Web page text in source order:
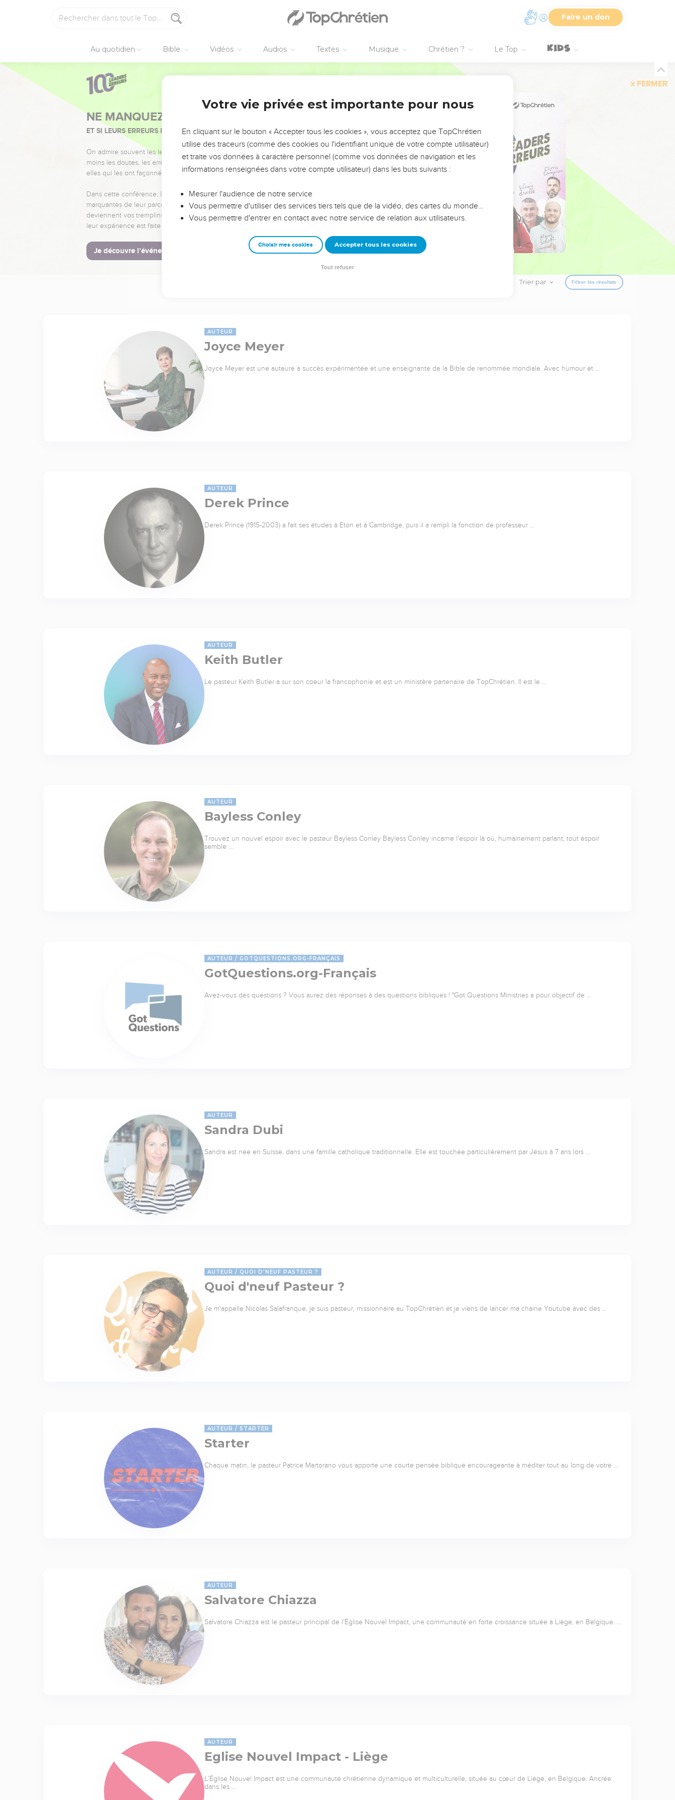
Faire un don
Au quotidien Bible Vidéos Audios Textes Musique Chrétien ? Le Top
FERMER
NE MANQUEZ PAS L’ÉVÉNEMENT DE L’ANNÉE !
ET SI LEURS ERREURS POUVAIENT VOUS ÉVITER LES VOTRES ?
On admire souvent les leaders pour leurs réussites, leur impact, leur foi ou leur vision. Mais on voit
moins les doutes, les erreurs et les saisons difficiles qu'ils ont traversés, alors même que ce sont
elles qui les ont façonnés.
Dans cette conférence, leaders, entrepreneurs, et responsables reviennent sur les erreurs
marquantes de leur parcours et les clés pour avancer avec plus de sagesse afin que leurs erreurs
deviennent vos tremplins. Que vous guidiez un ministère, une équipe, un groupe ou une famille,
leur expérience est faite pour vous.
Je découvre l’événement
Trier par Filtrer les résultats
AUTEUR
Joyce Meyer
Joyce Meyer est une auteure à succès expérimentée et une enseignante de la Bible de renommée mondiale. Avec humour et …
AUTEUR
Derek Prince
Derek Prince (1915-2003) a fait ses études à Eton et à Cambridge, puis il a rempli la fonction de professeur …
AUTEUR
Keith Butler
Le pasteur Keith Butler a sur son coeur la francophonie et est un ministère partenaire de TopChrétien. Il est le …
AUTEUR
Bayless Conley
Trouvez un nouvel espoir avec le pasteur Bayless Conley Bayless Conley incarne l'espoir là où, humainement parlant, tout espoir
semble …
AUTEUR GOTQUESTIONS.ORG-FRANÇAIS
GotQuestions.org-Français
Avez-vous des questions ? Vous aurez des réponses à des questions bibliques ! "Got Questions Ministries a pour objectif de …
AUTEUR
Sandra Dubi
Sandra est née en Suisse, dans une famille catholique traditionnelle. Elle est touchée particulièrement par Jésus à 7 ans lors …
AUTEUR QUOI D'NEUF PASTEUR ?
Quoi d'neuf Pasteur ?
Je m'appelle Nicolas Salafranque, je suis pasteur, missionnaire au TopChrétien et je viens de lancer ma chaine Youtube avec des …
AUTEUR STARTER
Starter
Chaque matin, le pasteur Patrice Martorano vous apporte une courte pensée biblique encourageante à méditer tout au long de votre …
AUTEUR
Salvatore Chiazza
Salvatore Chiazza est le pasteur principal de l’Église Nouvel Impact, une communauté en forte croissance située à Liège, en Belgique. …
AUTEUR
Eglise Nouvel Impact - Liège
L’Église Nouvel Impact est une communauté chrétienne dynamique et multiculturelle, située au cœur de Liège, en Belgique. Ancrée
dans les …
Votre vie privée est importante pour nous
En cliquant sur le bouton « Accepter tous les cookies », vous acceptez que TopChrétien
utilise des traceurs (comme des cookies ou l'identifiant unique de votre compte utilisateur)
et traite vos données à caractère personnel (comme vos données de navigation et les
informations renseignées dans votre compte utilisateur) dans les buts suivants :
Mesurer l'audience de notre service
Vous permettre d'utiliser des services tiers tels que de la vidéo, des cartes du monde…
Vous permettre d'entrer en contact avec notre service de relation aux utilisateurs.
Choisir mes cookies Accepter tous les cookies
Tout refuser